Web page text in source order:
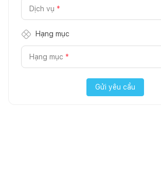
Dịch vụ *
Hạng mục
Hạng mục *
Gửi yêu cầu